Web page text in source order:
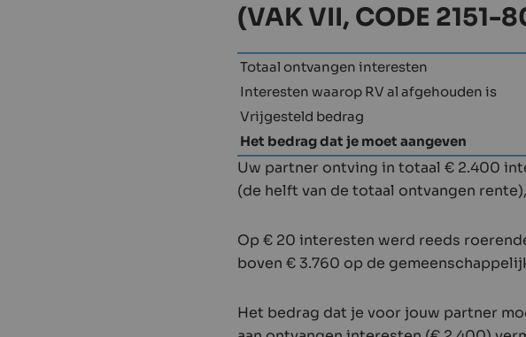
(VAK VII, CODE 2151-
Totaal ontvangen interesten
Interesten waarop RV al afgehouden is
Vrijgesteld bedrag
Het bedrag dat je moet aangeven
Uw partner ontving in totaal € 2.400
(de helft van de totaal ontvangen
Op € 20 interesten werd reeds
boven € 3.760 op de
Het bedrag dat je voor jouw partner